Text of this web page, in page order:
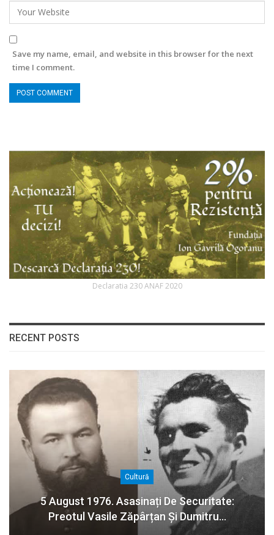
Save my name, email, and website in this browser for the next
time I comment.
Declaratia 230 ANAF 2020
RECENT POSTS
Cultură
5 August 1976. Asasinați De Securitate:
Preotul Vasile Zăpârțan Și Dumitru…